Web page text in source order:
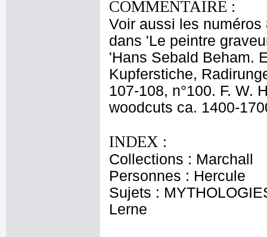
COMMENTAIRE :
Voir aussi les
dans 'Le peintre
'Hans Sebald Beham.
Kupferstiche,
107-108, n°100. F. W.
woodcuts ca. 1400-
INDEX :
Collections : Marchall
Personnes : Hercule
Sujets :
Lerne